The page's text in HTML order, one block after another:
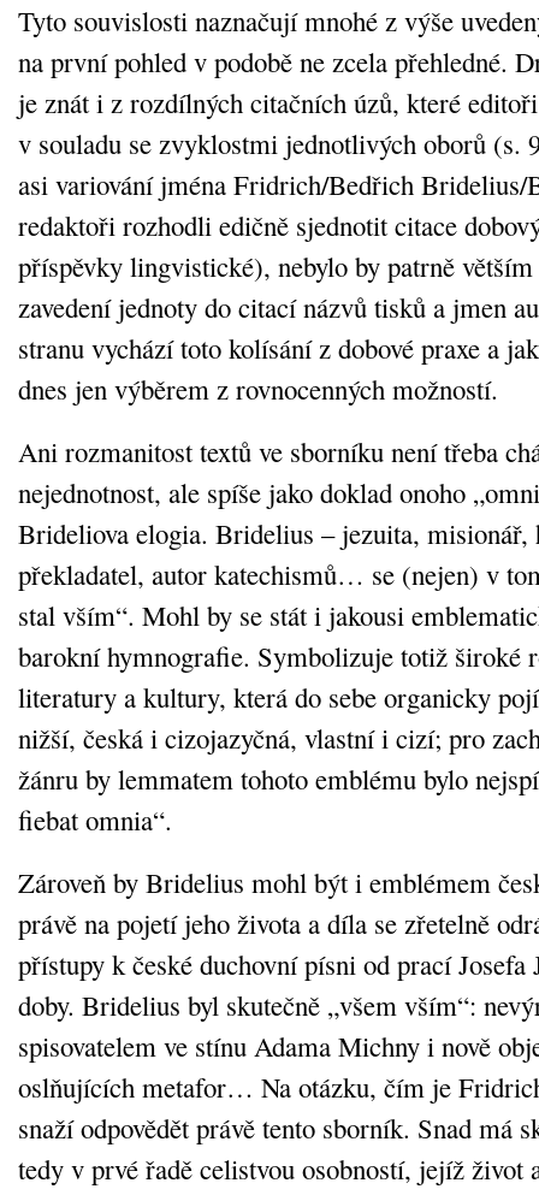
Tyto souvislosti naznačují mnohé z výše
na první pohled v podobě ne zcela přehledné.
je znát i z rozdílných citačních úzů, které
v souladu se zvyklostmi jednotlivých oborů (s.
asi variování jména Fridrich/Bedřich Bridelius/
redaktoři rozhodli edičně sjednotit citace
příspěvky lingvistické), nebylo by patrně
zavedení jednoty do citací názvů tisků a jmen
stranu vychází toto kolísání z dobové praxe a
dnes jen výběrem z rovnocenných možností.
Ani rozmanitost textů ve sborníku není třeba
nejednotnost, ale spíše jako doklad onoho
Brideliova elogia. Bridelius – jezuita, misionář,
překladatel, autor katechismů… se (nejen) v
stal vším“. Mohl by se stát i jakousi
barokní hymnografie. Symbolizuje totiž široké
literatury a kultury, která do sebe organicky
nižší, česká i cizojazyčná, vlastní i cizí; pro
žánru by lemmatem tohoto emblému bylo
fiebat omnia“.
Zároveň by Bridelius mohl být i emblémem
právě na pojetí jeho života a díla se zřetelně
přístupy k české duchovní písni od prací Josefa
doby. Bridelius byl skutečně „všem vším“:
spisovatelem ve stínu Adama Michny i nově
oslňujících metafor… Na otázku, čím je
snaží odpovědět právě tento sborník. Snad má
tedy v prvé řadě celistvou osobností, jejíž život